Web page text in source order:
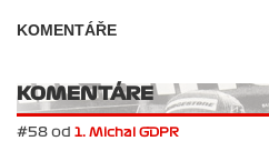
KOMENTÁŘE
KOMENTÁRE
#58 od 1. Michal GDPR